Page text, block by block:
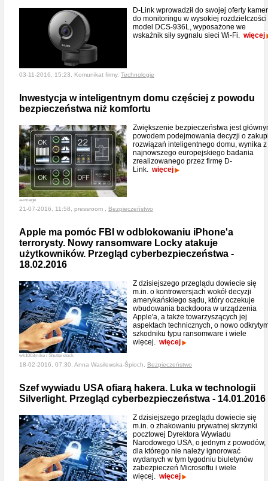
D-Link wprowadził do swojej oferty
do monitoringu w wysokiej rozdzielczości
model DCS-936L, wyposażone we
wskaźnik siły sygnału sieci Wi-Fi. więcej
03-11-2016, 15:23, Komunikat firmy, Technologie
Inwestycja w inteligentnym domu częściej z powodu
bezpieczeństwa niż komfortu
a-image
Zwiększenie bezpieczeństwa jest
powodem podejmowania decyzji o
rozwiązań inteligentnego domu, wynika z
najnowszego europejskiego badania
zrealizowanego przez firmę D-
Link. więcej
21-07-2016, 11:58, pressroom , Bezpieczeństwo
Apple ma pomóc FBI w odblokowaniu iPhone'a
terrorysty. Nowy ransomware Locky atakuje
użytkowników. Przegląd cyberbezpieczeństwa -
18.02.2016
wk1003mike / Shutterstock
Z dzisiejszego przeglądu dowiecie się
m.in. o kontrowersjach wokół decyzji
amerykańskiego sądu, który oczekuje
wbudowania backdoora w urządzenia
Apple'a, a także towarzyszących jej
aspektach technicznych, o nowo
szkodniku typu ransomware i wiele
więcej. więcej
18-02-2016, 07:30, Anna Wasilewska-Śpioch, Bezpieczeństwo
Szef wywiadu USA ofiarą hakera. Luka w technologii
Silverlight. Przegląd cyberbezpieczeństwa - 14.01.2016
Z dzisiejszego przeglądu dowiecie się
m.in. o zhakowaniu prywatnej skrzynki
pocztowej Dyrektora Wywiadu
Narodowego USA, o jednym z powodów,
dla którego nie należy ignorować
wydanych w tym tygodniu biuletynów
zabezpieczeń Microsoftu i wiele
więcej. więcej